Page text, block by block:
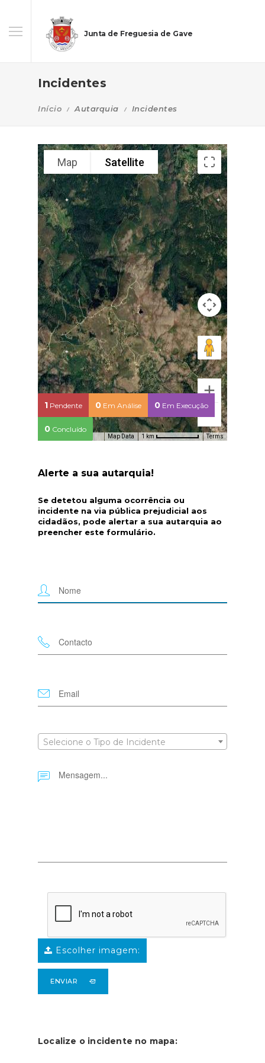
Junta de Freguesia de Gave
Incidentes
Início Autarquia Incidentes
Map Satellite
Map Data 1 km Terms
1 Pendente 0 Em Análise 0 Em Execução
0 Concluído
Alerte a sua autarquia!
Se detetou alguma ocorrência ou
incidente na via pública prejudicial aos
cidadãos, pode alertar a sua autarquia ao
preencher este formulário.
Selecione o Tipo de Incidente
Escolher imagem:
ENVIAR
Localize o incidente no mapa: